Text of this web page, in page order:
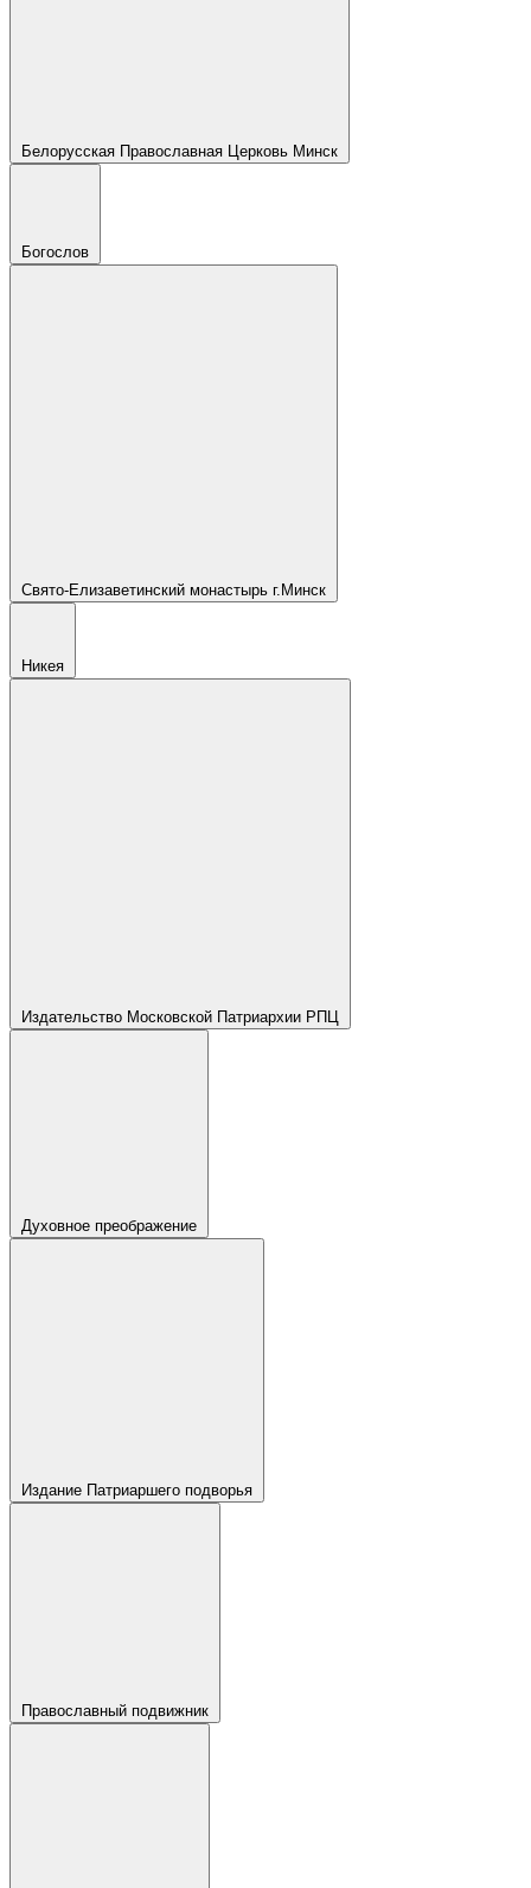
Белорусская Православная Церковь Минск
Богослов
Свято-Елизаветинский монастырь г.Минск
Никея
Издательство Московской Патриархии РПЦ
Духовное преображение
Издание Патриаршего подворья
Православный подвижник